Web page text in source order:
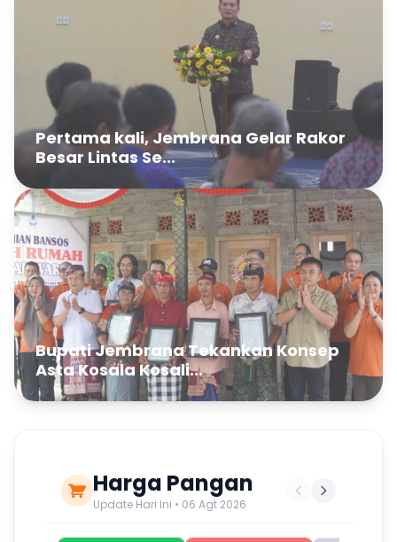
Pertama kali, Jembrana Gelar Rakor
Besar Lintas Se...
Bupati Jembrana Tekankan Konsep
Asta Kosala Kosali...
Harga Pangan
Update Hari Ini • 06 Agt 2026